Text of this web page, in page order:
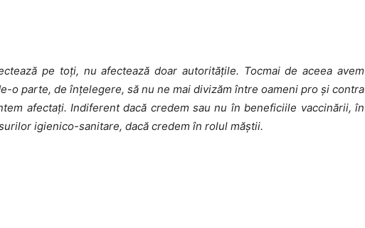
pe toți, nu afectează doar autoritățile. Tocmai de aceea avem
o parte, de înțelegere, să nu ne mai divizăm între oameni pro și contra
afectați. Indiferent dacă credem sau nu în beneficiile vaccinării, în
igienico-sanitare, dacă credem în rolul măștii.